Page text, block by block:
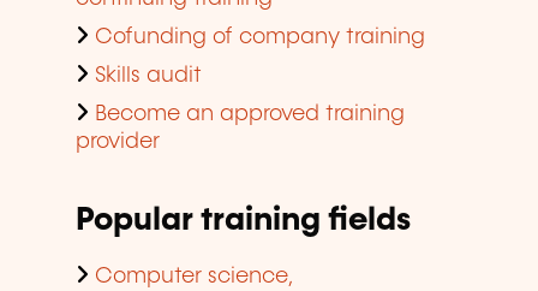
Cofunding of company training
Skills audit
Become an approved training
provider
Popular training fields
Computer science,